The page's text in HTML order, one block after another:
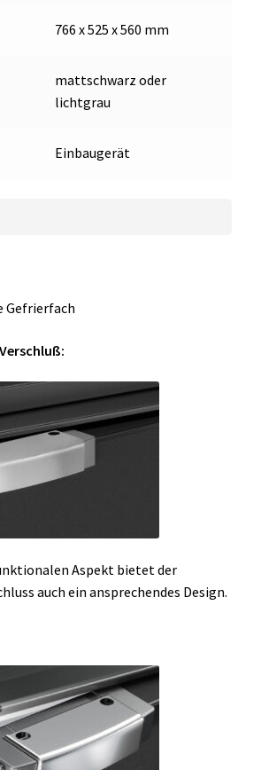
766 x 525 x 560 mm
mattschwarz oder
lichtgrau
Einbaugerät
Gefrierfach
Aspekt bietet der
auch ein ansprechendes Design.